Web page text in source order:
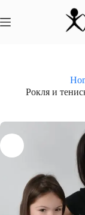
content
Рокля и